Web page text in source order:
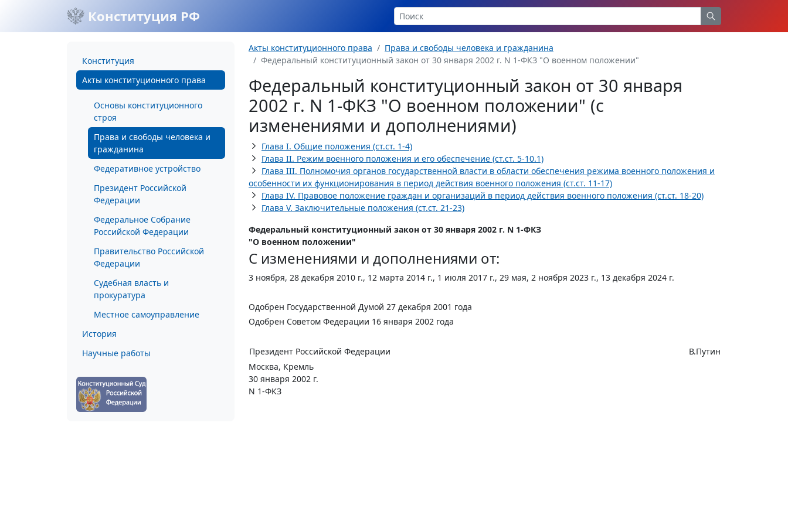
Конституция РФ
Конституция
Акты конституционного права
Основы конституционного
строя
Права и свободы человека и
гражданина
Федеративное устройство
Президент Российской
Федерации
Федеральное Собрание
Российской Федерации
Правительство Российской
Федерации
Судебная власть и
прокуратура
Местное самоуправление
История
Научные работы
Акты конституционного права
Права и свободы человека и гражданина
Федеральный конституционный закон от 30 января 2002 г. N 1-ФКЗ "О военном положении"
Федеральный конституционный закон от 30 января
2002 г. N 1-ФКЗ "О военном положении" (с
изменениями и дополнениями)
Глава I. Общие положения (ст.ст. 1-4)
Глава II. Режим военного положения и его обеспечение (ст.ст. 5-10.1)
Глава III. Полномочия органов государственной власти в области обеспечения режима военного положения и
особенности их функционирования в период действия военного положения (ст.ст. 11-17)
Глава IV. Правовое положение граждан и организаций в период действия военного положения (ст.ст. 18-20)
Глава V. Заключительные положения (ст.ст. 21-23)
Федеральный конституционный закон от 30 января 2002 г. N 1-ФКЗ
"О военном положении"
С изменениями и дополнениями от:
3 ноября, 28 декабря 2010 г., 12 марта 2014 г., 1 июля 2017 г., 29 мая, 2 ноября 2023 г., 13 декабря 2024 г.
Одобрен Государственной Думой 27 декабря 2001 года
Одобрен Советом Федерации 16 января 2002 года
Президент Российской Федерации
В.Путин
Москва, Кремль
30 января 2002 г.
N 1-ФКЗ